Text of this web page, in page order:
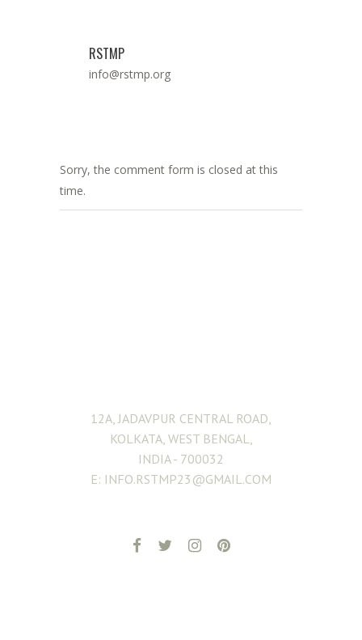
RSTMP
info@rstmp.org
Sorry, the comment form is closed at this
time.
12A, JADAVPUR CENTRAL ROAD,
KOLKATA, WEST BENGAL,
INDIA - 700032
E: INFO.RSTMP23@GMAIL.COM